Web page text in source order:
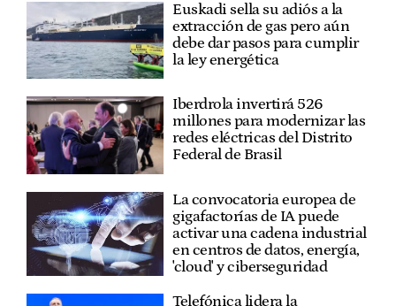
Euskadi sella su adiós a la
extracción de gas pero aún
debe dar pasos para cumplir
la ley energética
Iberdrola invertirá 526
millones para modernizar las
redes eléctricas del Distrito
Federal de Brasil
La convocatoria europea de
gigafactorías de IA puede
activar una cadena industrial
en centros de datos, energía,
'cloud' y ciberseguridad
Telefónica lidera la